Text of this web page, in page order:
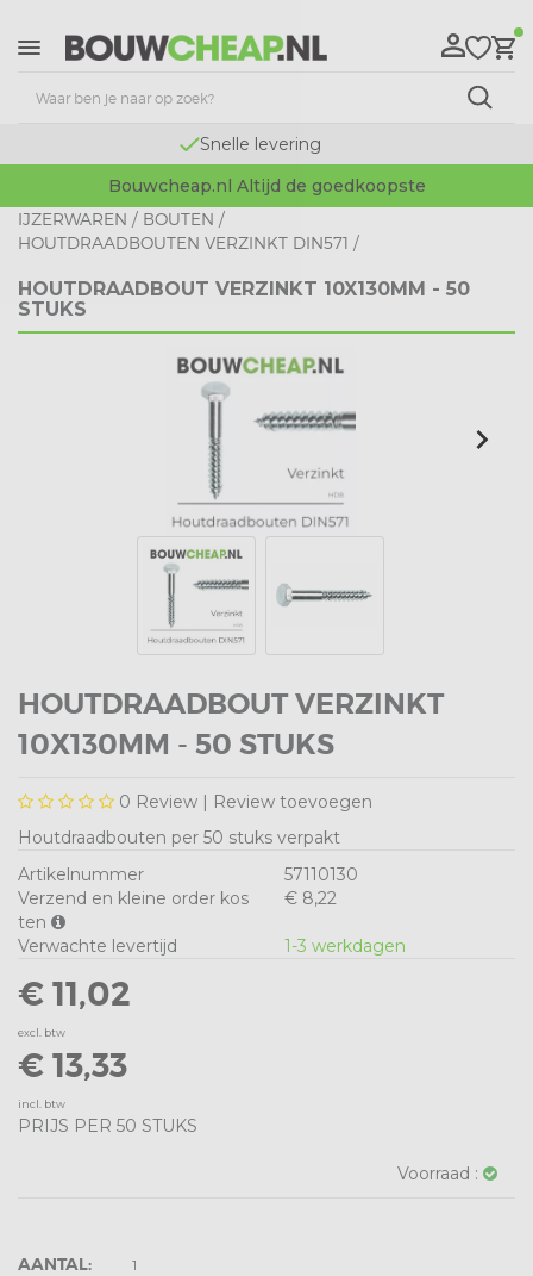
Snelle levering
Bouwcheap.nl Altijd de goedkoopste
IJZERWAREN / BOUTEN /
HOUTDRAADBOUTEN VERZINKT DIN571 /
HOUTDRAADBOUT VERZINKT 10X130MM - 50
STUKS
HOUTDRAADBOUT VERZINKT
10X130MM - 50 STUKS
0 Review | Review toevoegen
Houtdraadbouten per 50 stuks verpakt
Artikelnummer
57110130
Verzend en kleine order kos
ten
€ 8,22
Verwachte levertijd 1-3 werkdagen
€ 11,02
excl. btw
€ 13,33
incl. btw
PRIJS PER 50 STUKS
Voorraad :
AANTAL: